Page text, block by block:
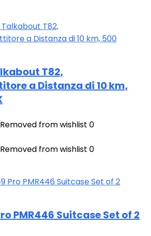
T82,
a Distanza di 10 km,
Removed from wishlist 0
Removed from wishlist 0
PMR446 Suitcase Set of 2